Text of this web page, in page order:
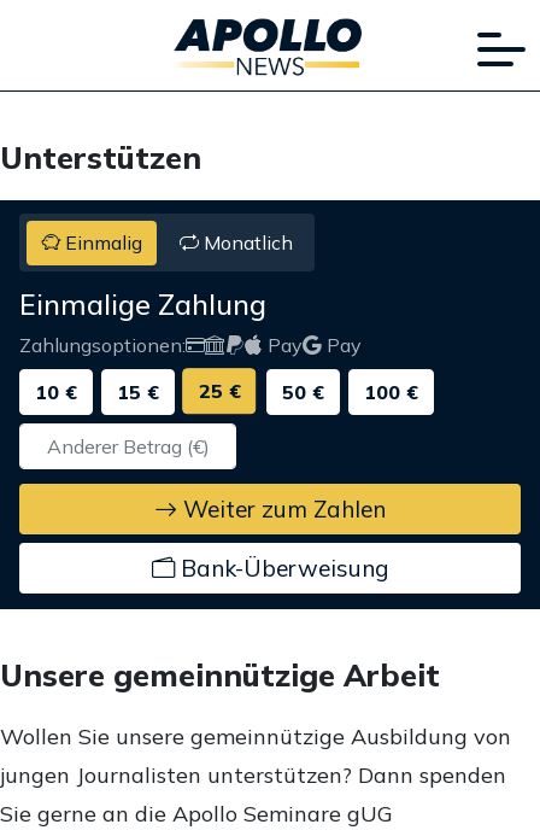
Unterstützen
Einmalig Monatlich
Einmalige Zahlung
Zahlungsoptionen: Pay
Pay
10 €
15 € 25 € 50 € 100 €
Weiter zum Zahlen
Bank-Überweisung
Unsere gemeinnützige Arbeit
Wollen Sie unsere gemeinnützige Ausbildung von
jungen Journalisten unterstützen? Dann spenden
Sie gerne an die Apollo Seminare gUG